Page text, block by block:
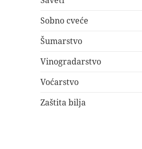
Sobno cveće
Šumarstvo
Vinogradarstvo
Voćarstvo
Zaštita bilja